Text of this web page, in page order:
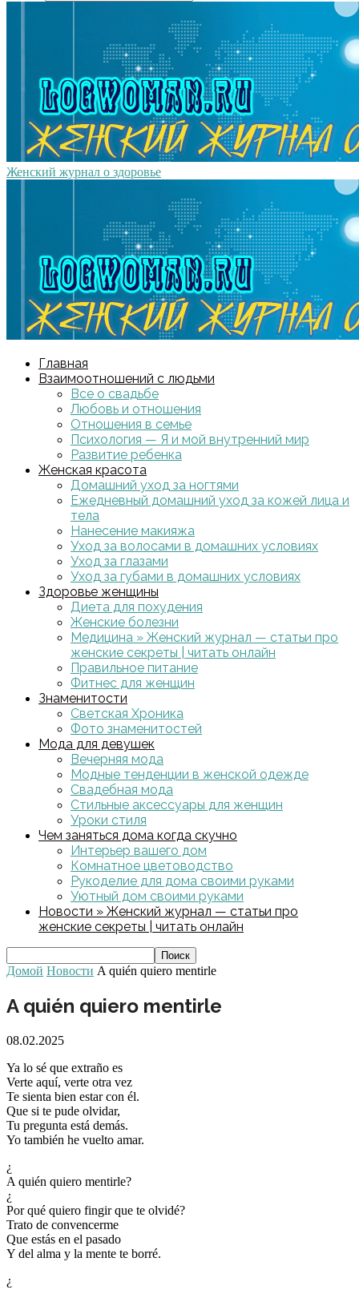
Женский журнал о здоровье
Главная
Взаимоотношений с людьми
Все о свадьбе
Любовь и отношения
Отношения в семье
Психология — Я и мой внутренний мир
Развитие ребенка
Женская красота
Домашний уход за ногтями
Ежедневный домашний уход за кожей лица и
тела
Нанесение макияжа
Уход за волосами в домашних условиях
Уход за глазами
Уход за губами в домашних условиях
Здоровье женщины
Диета для похудения
Женские болезни
Медицина » Женский журнал — статьи про
женские секреты | читать онлайн
Правильное питание
Фитнес для женщин
Знаменитости
Светская Хроника
Фото знаменитостей
Мода для девушек
Вечерняя мода
Модные тенденции в женской одежде
Свадебная мода
Стильные аксессуары для женщин
Уроки стиля
Чем заняться дома когда скучно
Интерьер вашего дом
Комнатное цветоводство
Рукоделие для дома своими руками
Уютный дом своими руками
Новости » Женский журнал — статьи про
женские секреты | читать онлайн
Домой Новости A quién quiero mentirle
A quién quiero mentirle
08.02.2025
Ya lo sé que extraño es
Verte aquí, verte otra vez
Te sienta bien estar con él.
Que si te pude olvidar,
Tu pregunta está demás.
Yo también he vuelto amar.
¿
A quién quiero mentirle?
¿
Por qué quiero fingir que te olvidé?
Trato de convencerme
Que estás en el pasado
Y del alma y la mente te borré.
¿